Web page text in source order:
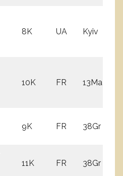
8K UA Kyiv
10K FR 13Ma
9K FR 38Gr
11K FR 38Gr